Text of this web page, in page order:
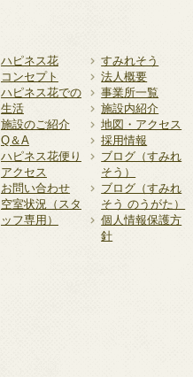
ハピネス花
コンセプト
ハピネス花での
生活
施設のご紹介
Q＆A
ハピネス花便り
アクセス
お問い合わせ
空室状況（スタ
ッフ専用）
すみれそう
法人概要
事業所一覧
施設内紹介
地図・アクセス
採用情報
ブログ（すみれ
そう）
ブログ（すみれ
そう のうがた）
個人情報保護方
針